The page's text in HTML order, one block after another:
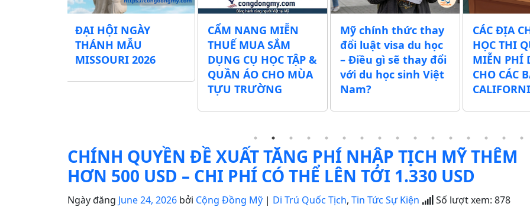
CẨM NANG MIỄN
THUẾ MUA SẮM
DỤNG CỤ HỌC TẬP &
Mỹ chính thức thay
đổi luật visa du học
– Điều gì sẽ thay đổi
với du học sinh Việt
Nam?
CÁC ĐỊA CHỈ GIÚP
HỌC THI QUỐC TỊCH
MIỄN PHÍ DÀNH
CHO CÁC BẠN Ở
CALIFORNIA
Chính
xuất
tịch Mỹ
500 USD –
thể lên tới
CHÍNH QUYỀN ĐỀ XUẤT TĂNG PHÍ NHẬP TỊCH MỸ THÊM
HƠN 500 USD – CHI PHÍ CÓ THỂ LÊN TỚI 1.330 USD
Ngày đăng June 24, 2026 bởi Cộng Đồng Mỹ | Di Trú Quốc Tịch, Tin Tức Sự Kiện Số lượt xem: 878